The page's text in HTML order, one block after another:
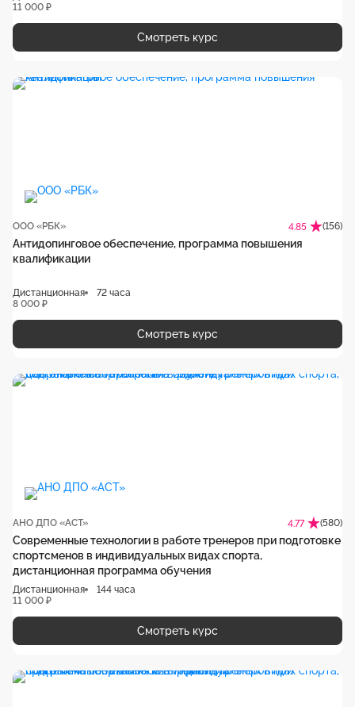
11 000 ₽
Смотреть курс
ООО «РБК» 4.85 (156)
Антидопинговое обеспечение, программа повышения
квалификации
Дистанционная
72 часа
8 000 ₽
Смотреть курс
АНО ДПО «АСТ» 4.77 (580)
Современные технологии в работе тренеров при подготовке
спортсменов в индивидуальных видах спорта,
дистанционная программа обучения
Дистанционная
144 часа
11 000 ₽
Смотреть курс